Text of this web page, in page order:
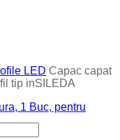
LED Capac capat
tip inSILEDA